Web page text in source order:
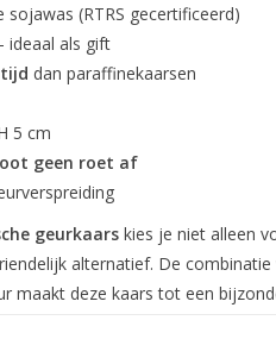
(RTRS gecertificeerd)
ideaal als gift
dan paraffinekaarsen
5 cm
geen roet af
geurkaarskies je niet alleen
alternatief. De
maakt deze kaars tot een